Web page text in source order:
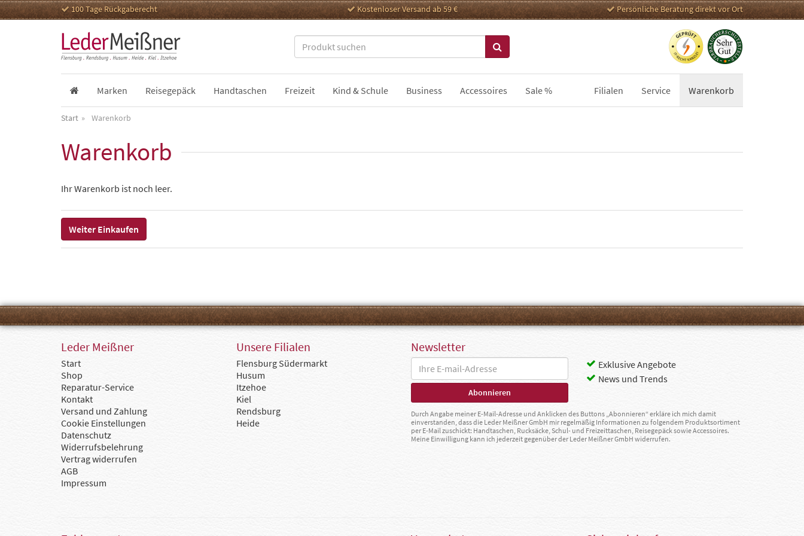
100 Tage Rückgaberecht Kostenloser Versand ab 59 € Persönliche Beratung direkt vor Ort
Marken Reisegepäck Handtaschen Freizeit Kind & Schule Business Accessoires Sale % Filialen Service Warenkorb
Start Warenkorb
Warenkorb
Ihr Warenkorb ist noch leer.
Weiter Einkaufen
Leder Meißner
Start
Shop
Reparatur-Service
Kontakt
Versand und Zahlung
Cookie Einstellungen
Datenschutz
Widerrufsbelehrung
Vertrag widerrufen
AGB
Impressum
Unsere Filialen
Flensburg Südermarkt
Husum
Itzehoe
Kiel
Rendsburg
Heide
Newsletter
Exklusive Angebote
News und Trends
Durch Angabe meiner E-Mail-Adresse und Anklicken des Buttons „Abonnieren“ erkläre ich mich damit
einverstanden, dass die Leder Meißner GmbH mir regelmäßig Informationen zu folgendem Produktsortiment
per E-Mail zuschickt: Handtaschen, Rucksäcke, Schul- und Freizeittaschen, Reisegepäck sowie Accessoires.
Meine Einwilligung kann ich jederzeit gegenüber der Leder Meißner GmbH widerrufen.